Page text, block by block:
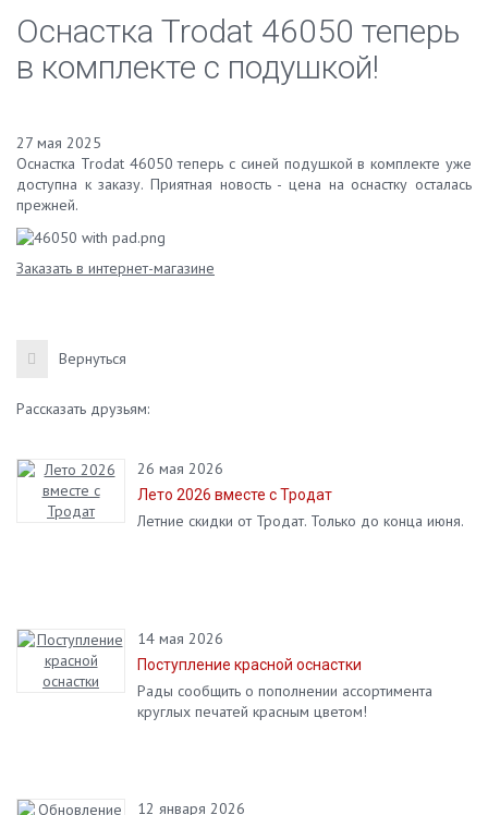
Оснастка Trodat 46050 теперь
в комплекте с подушкой!
27 мая 2025
Оснастка Trodat 46050 теперь с синей подушкой в комплекте уже
доступна к заказу. Приятная новость - цена на оснастку осталась
прежней.
Заказать в интернет-магазине
Вернуться
Рассказать друзьям:
26 мая 2026
Лето 2026 вместе с Тродат
Летние скидки от Тродат. Только до конца июня.
14 мая 2026
Поступление красной оснастки
Рады сообщить о пополнении ассортимента
круглых печатей красным цветом!
12 января 2026